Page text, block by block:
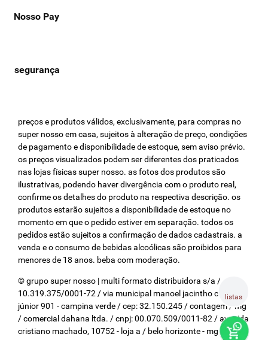
listas
Nosso Pay
preços e produtos válidos, exclusivamente, para compras no
super nosso em casa, sujeitos à alteração de preço, condições
de pagamento e disponibilidade de estoque, sem aviso prévio.
os preços visualizados podem ser diferentes dos praticados
nas lojas físicas super nosso. as fotos dos produtos são
ilustrativas, podendo haver divergência com o produto real,
confirme os detalhes do produto na respectiva descrição. os
produtos estarão sujeitos a disponibilidade de estoque no
momento em que o pedido estiver em separação. todos os
pedidos estão sujeitos a confirmação de dados cadastrais. a
venda e o consumo de bebidas alcoólicas são proibidos para
menores de 18 anos. beba com moderação.
© grupo super nosso | multi formato distribuidora s/a / cnpj:
10.319.375/0001-72 / via municipal manoel jacintho coelho
júnior 901 - campina verde / cep: 32.150.245 / contagem / mg
/ comercial dahana ltda. / cnpj: 00.070.509/0011-82 / avenida
cristiano machado, 10752 - loja a / belo horizonte - mg